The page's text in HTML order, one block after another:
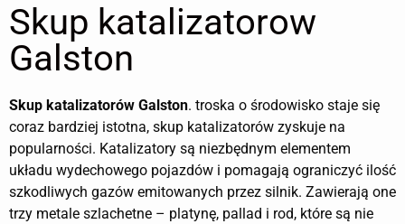
Skup katalizatorow
Galston
Skup katalizatorów Galston. troska o środowisko staje się
coraz bardziej istotna, skup katalizatorów zyskuje na
popularności. Katalizatory są niezbędnym elementem
układu wydechowego pojazdów i pomagają ograniczyć ilość
szkodliwych gazów emitowanych przez silnik. Zawierają one
trzy metale szlachetne – platynę, pallad i rod, które są nie